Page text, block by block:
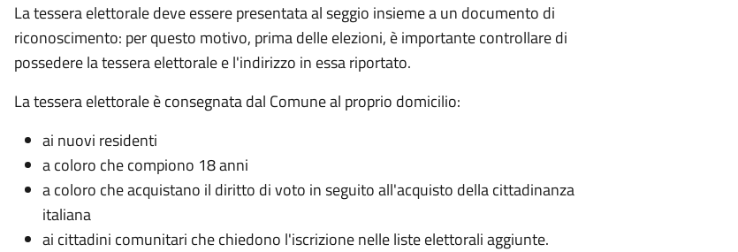
La tessera elettorale deve essere presentata al seggio insieme a un documento di
riconoscimento: per questo motivo, prima delle elezioni, è importante controllare di
possedere la tessera elettorale e l'indirizzo in essa riportato.
La tessera elettorale è consegnata dal Comune al proprio domicilio:
ai nuovi residenti
a coloro che compiono 18 anni
a coloro che acquistano il diritto di voto in seguito all'acquisto della cittadinanza
italiana
ai cittadini comunitari che chiedono l'iscrizione nelle liste elettorali aggiunte.